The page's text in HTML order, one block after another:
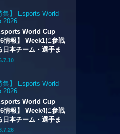
集】 Esports World
2026
World Cup
情報】 Week1に参戦
日本チーム・選手ま
集】 Esports World
2026
World Cup
情報】 Week4に参戦
日本チーム・選手ま